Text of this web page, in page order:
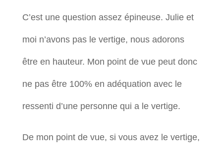
C’est une question assez épineuse. Julie et
moi n’avons pas le vertige, nous adorons
être en hauteur. Mon point de vue peut donc
ne pas être 100% en adéquation avec le
ressenti d’une personne qui a le vertige.
De mon point de vue, si vous avez le vertige,